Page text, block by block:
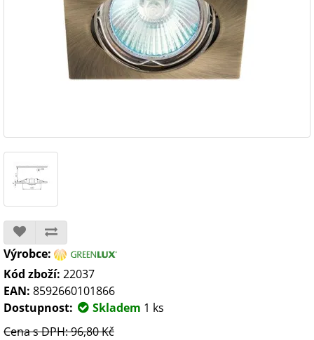
Výrobce:
Kód zboží: 22037
EAN: 8592660101866
Dostupnost:
Skladem 1 ks
Cena s DPH: 96,80 Kč